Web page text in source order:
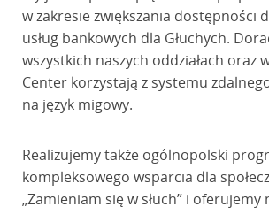
w zakresie zwiększania dostępności
usług bankowych dla Głuchych.
wszystkich naszych oddziałach oraz
Center korzystają z systemu
na język migowy.
Realizujemy także ogólnopolski
kompleksowego wsparcia dla
„Zamieniam się w słuch” i oferujemy